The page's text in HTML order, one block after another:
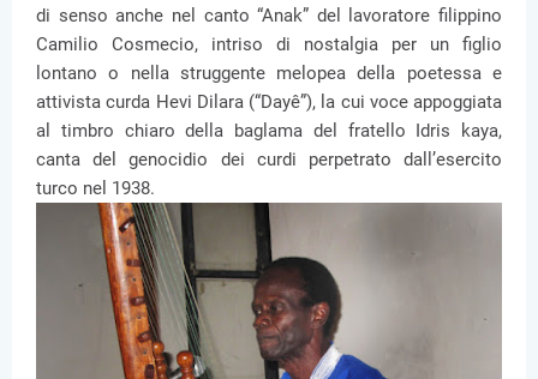
di senso anche nel canto “Anak” del lavoratore filippino
Camilio Cosmecio, intriso di nostalgia per un figlio
lontano o nella struggente melopea della poetessa e
attivista curda Hevi Dilara (“Dayê”), la cui voce appoggiata
al timbro chiaro della baglama del fratello Idris kaya,
canta del genocidio dei curdi perpetrato dall’esercito
turco nel 1938.